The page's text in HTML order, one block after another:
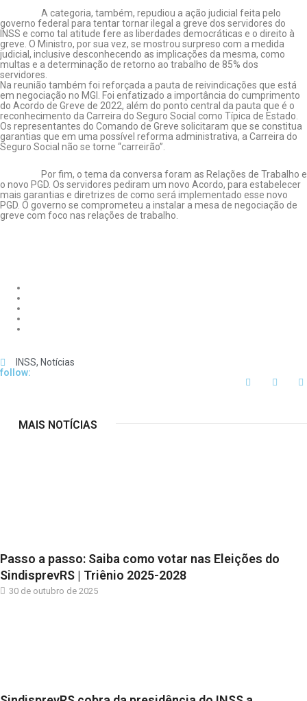
A categoria, também, repudiou a ação judicial feita pelo
governo federal para tentar tornar ilegal a greve dos servidores do
INSS e como tal atitude fere as liberdades democráticas e o direito à
greve. O Ministro, por sua vez, se mostrou surpreso com a medida
judicial, inclusive desconhecendo as implicações da mesma, como
multas e a determinação de retorno ao trabalho de 85% dos
servidores.
Na reunião também foi reforçada a pauta de reivindicações que está
em negociação no MGI. Foi enfatizado a importância do cumprimento
do Acordo de Greve de 2022, além do ponto central da pauta que é o
reconhecimento da Carreira do Seguro Social como Típica de Estado.
Os representantes do Comando de Greve solicitaram que se constitua
garantias que em uma possível reforma administrativa, a Carreira do
Seguro Social não se torne “carreirão”.
Por fim, o tema da conversa foram as Relações de Trabalho e
o novo PGD. Os servidores pediram um novo Acordo, para estabelecer
mais garantias e diretrizes de como será implementado esse novo
PGD. O governo se comprometeu a instalar a mesa de negociação de
greve com foco nas relações de trabalho.
INSS, Notícias
follow:
MAIS NOTÍCIAS
Passo a passo: Saiba como votar nas Eleições do
SindisprevRS | Triênio 2025-2028
30 de outubro de 2025